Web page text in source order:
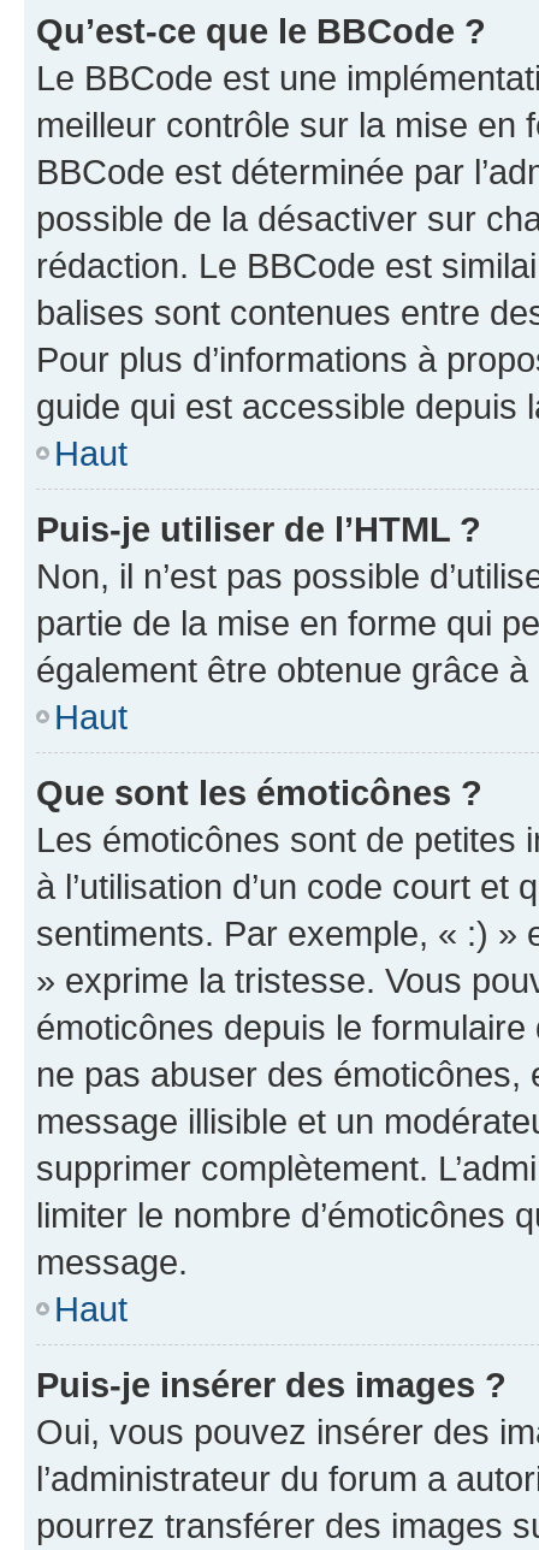
Qu’est-ce que le BBCode ?
Le BBCode est une
meilleur contrôle sur la mise en
BBCode est déterminée par
possible de la désactiver sur
rédaction. Le BBCode est
balises sont contenues entre
Pour plus d’informations à
guide qui est accessible depuis
Haut
Puis-je utiliser de l’HTML ?
Non, il n’est pas possible
partie de la mise en forme qui
également être obtenue grâce à
Haut
Que sont les émoticônes ?
Les émoticônes sont de petites
à l’utilisation d’un code court et
sentiments. Par exemple, « :) »
» exprime la tristesse. Vous
émoticônes depuis le
ne pas abuser des
message illisible et un
supprimer complètement.
limiter le nombre d’émoticônes
message.
Haut
Puis-je insérer des images ?
Oui, vous pouvez insérer des
l’administrateur du forum a
pourrez transférer des images